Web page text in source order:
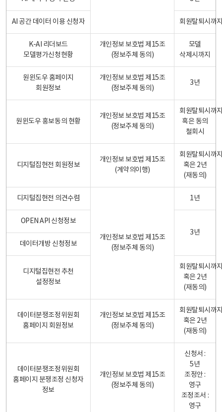
AI 공간 데이터 이용 신청자 회원탈퇴시까
K-AI 리더보드
모델평가신청현황
개인정보 보호법 제15조
(정보주체 동의)
모델
삭제시까지
원윈도우 홈페이지
회원정보
개인정보 보호법 제15조
(정보주체 동의)
3년
원윈도우 홍보동의 현황
개인정보 보호법 제15조
(정보주체 동의)
회원탈퇴시까
혹은 동의
철회시
디지털집현전 회원정보
개인정보 보호법 제15조
(계약의이행)
회원탈퇴시까
혹은 2년
(재동의)
디지털집현전 의견수렴
개인정보 보호법 제15조
(정보주체 동의)
1년
OPEN API 신청정보
3년
데이터개방 신청정보
디지털집현전 추천
설정정보
회원탈퇴시까
혹은 2년
(재동의)
데이터분쟁조정위원회
홈페이지 회원정보
개인정보 보호법 제15조
(정보주체 동의)
회원탈퇴시까
혹은 2년
(재동의)
데이터분쟁조정위원회
홈페이지 분쟁조정 신청자
정보
개인정보 보호법 제15조
(정보주체 동의)
신청서 :
5년
조정안 :
영구
조정조서 :
영구